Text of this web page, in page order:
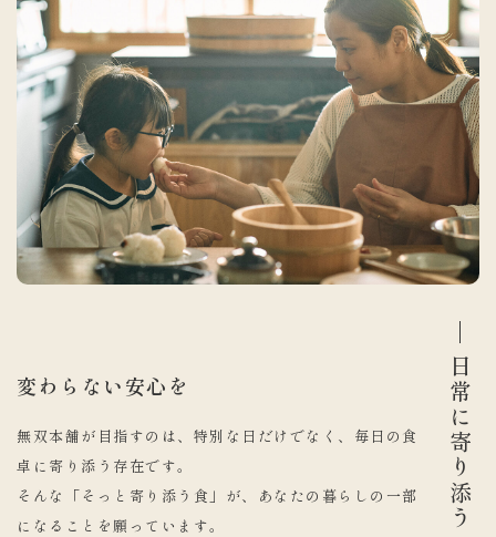
日常に寄り添う
変わらない安心を
無双本舗が目指すのは、特別な日だけでなく、毎日の食
卓に寄り添う存在です。
そんな「そっと寄り添う食」が、あなたの暮らしの一部
になることを願っています。